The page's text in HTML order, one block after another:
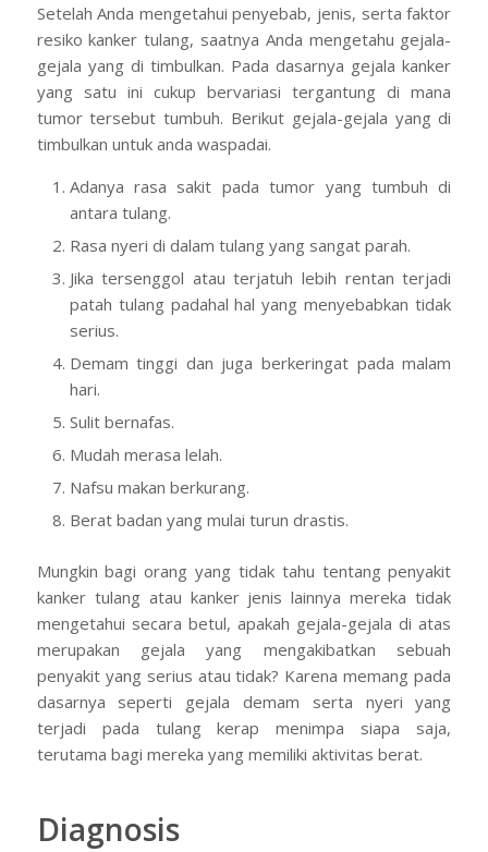
Setelah Anda mengetahui penyebab, jenis, serta faktor
resiko kanker tulang, saatnya Anda mengetahu gejala-
gejala yang di timbulkan. Pada dasarnya gejala kanker
yang satu ini cukup bervariasi tergantung di mana
tumor tersebut tumbuh. Berikut gejala-gejala yang di
timbulkan untuk anda waspadai.
Adanya rasa sakit pada tumor yang tumbuh di
antara tulang.
Rasa nyeri di dalam tulang yang sangat parah.
Jika tersenggol atau terjatuh lebih rentan terjadi
patah tulang padahal hal yang menyebabkan tidak
serius.
Demam tinggi dan juga berkeringat pada malam
hari.
Sulit bernafas.
Mudah merasa lelah.
Nafsu makan berkurang.
Berat badan yang mulai turun drastis.
Mungkin bagi orang yang tidak tahu tentang penyakit
kanker tulang atau kanker jenis lainnya mereka tidak
mengetahui secara betul, apakah gejala-gejala di atas
merupakan gejala yang mengakibatkan sebuah
penyakit yang serius atau tidak? Karena memang pada
dasarnya seperti gejala demam serta nyeri yang
terjadi pada tulang kerap menimpa siapa saja,
terutama bagi mereka yang memiliki aktivitas berat.
Diagnosis